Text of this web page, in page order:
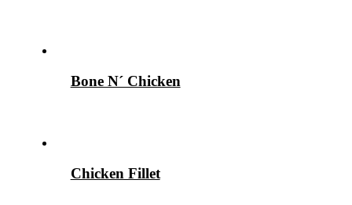
Bone N´ Chicken
Chicken Fillet